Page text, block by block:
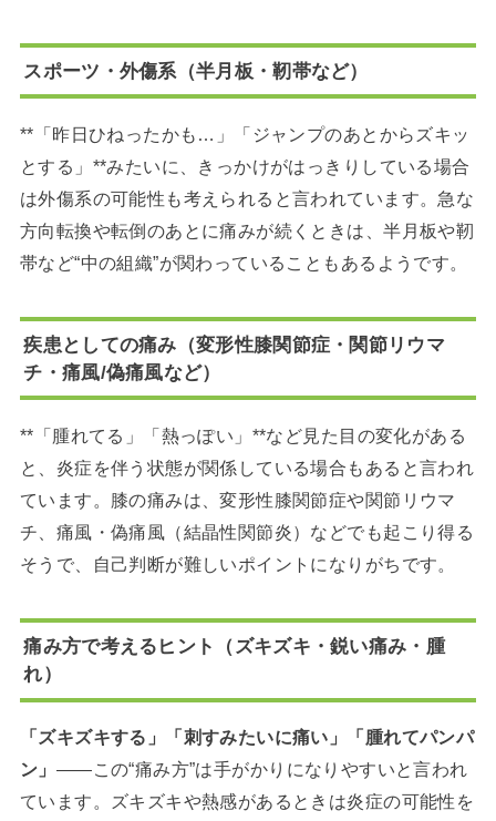
スポーツ・外傷系（半月板・靭帯など）
**「昨日ひねったかも…」「ジャンプのあとからズキッ
とする」**みたいに、きっかけがはっきりしている場合
は外傷系の可能性も考えられると言われています。急な
方向転換や転倒のあとに痛みが続くときは、半月板や靭
帯など“中の組織”が関わっていることもあるようです。
疾患としての痛み（変形性膝関節症・関節リウマ
チ・痛風/偽痛風など）
**「腫れてる」「熱っぽい」**など見た目の変化がある
と、炎症を伴う状態が関係している場合もあると言われ
ています。膝の痛みは、変形性膝関節症や関節リウマ
チ、痛風・偽痛風（結晶性関節炎）などでも起こり得る
そうで、自己判断が難しいポイントになりがちです。
痛み方で考えるヒント（ズキズキ・鋭い痛み・腫
れ）
「ズキズキする」「刺すみたいに痛い」「腫れてパンパ
ン」 ――この“痛み方”は手がかりになりやすいと言われ
ています。ズキズキや熱感があるときは炎症の可能性を